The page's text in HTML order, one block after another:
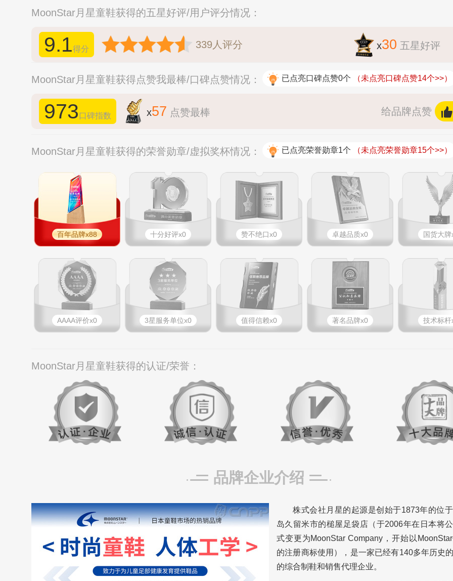
MoonStar月星童鞋获得的五星好评/用户评分情况：
9.1得分 339 人评分 x30 五星好评
MoonStar月星童鞋获得点赞我最棒/口碑点赞情况： 已点亮口碑点赞0个 （未点亮口碑点赞14个>>）
973口碑指数 x57 点赞最棒 给品牌点赞
MoonStar月星童鞋获得的荣誉勋章/虚拟奖杯情况： 已点亮荣誉勋章1个 （未点亮荣誉勋章15个>>）
百年品牌x88 十分好评x0 赞不绝口x0 卓越品质x0 国货大牌
AAAA评价x0 3星服务单位x0 值得信赖x0 著名品牌x0 技术标杆
MoonStar月星童鞋获得的认证/荣誉：
品牌企业介绍
株式会社月星的起源是创始于1873年的位
岛久留米市的槌屋足袋店（于2006年在日本将
式变更为MoonStar Company，开始以
的注册商标使用），是一家已经有140多年历史
的综合制鞋和销售代理企业。